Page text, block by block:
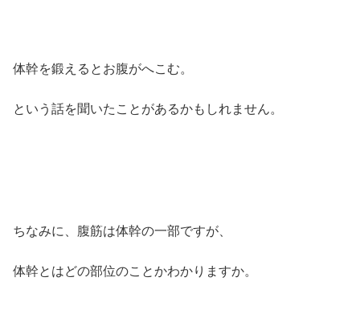
体幹を鍛えるとお腹がへこむ。
という話を聞いたことがあるかもしれません。
ちなみに、腹筋は体幹の一部ですが、
体幹とはどの部位のことかわかりますか。